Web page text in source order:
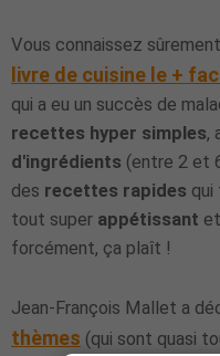
Vous connaissez
livre de cuisine le +
qui a eu un succès de
recettes hyper simples,
d'ingrédients (entre 2 et
des recettes rapides qui
tout super appétissant
forcément, ça plaît !
Jean-François Mallet a
thèmes (qui sont quasi